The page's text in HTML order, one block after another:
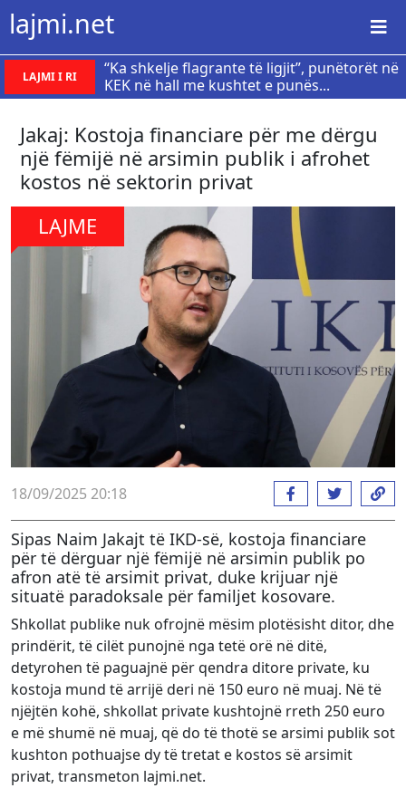
lajmi.net
LAJMI I RI
“Ka shkelje flagrante të ligjit”, punëtorët në
KEK në hall me kushtet e punës...
Jakaj: Kostoja financiare për me dërgu
një fëmijë në arsimin publik i afrohet
kostos në sektorin privat
LAJME
18/09/2025 20:18
Sipas Naim Jakajt të IKD-së, kostoja financiare
për të dërguar një fëmijë në arsimin publik po
afron atë të arsimit privat, duke krijuar një
situatë paradoksale për familjet kosovare.
Shkollat publike nuk ofrojnë mësim plotësisht ditor, dhe
prindërit, të cilët punojnë nga tetë orë në ditë,
detyrohen të paguajnë për qendra ditore private, ku
kostoja mund të arrijë deri në 150 euro në muaj. Në të
njëjtën kohë, shkollat private kushtojnë rreth 250 euro
e më shumë në muaj, që do të thotë se arsimi publik sot
kushton pothuajse dy të tretat e kostos së arsimit
privat, transmeton lajmi.net.